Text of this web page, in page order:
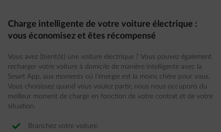
Charge intelligente de votre voiture électrique :
vous économisez et êtes récompensé
Vous avez (bientôt) une voiture électrique ? Vous pouvez également
recharger votre voiture à domicile de manière intelligente avec la
Smart App, aux moments où l'énergie est la moins chère pour vous.
Vous choisissez quand vous voulez partir, nous nous occupons du
meilleur moment de charge en fonction de votre contrat et de votre
situation.
Branchez votre voiture.